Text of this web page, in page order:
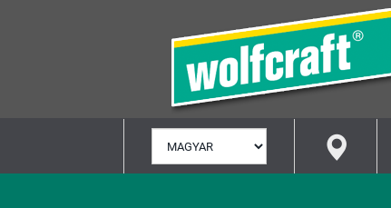
KIVÁLASZTÁSA